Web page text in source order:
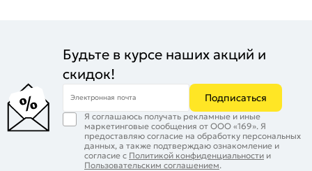
Будьте в курсе наших акций и
скидок!
Электронная почта Подписаться
Я соглашаюсь получать рекламные и иные
маркетинговые сообщения от ООО «169». Я
предоставляю согласие на обработку персональных
данных, а также подтверждаю ознакомление и
согласие с Политикой конфиденциальности и
Пользовательским соглашением.